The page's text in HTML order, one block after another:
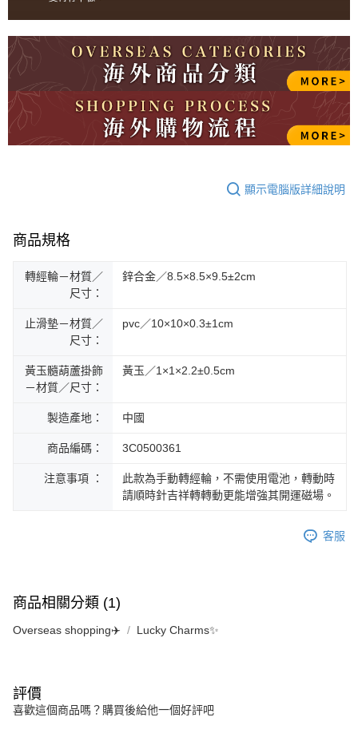
顯示電腦版詳細說明
商品規格
轉經輪－材質／
尺寸：
鋅合金／8.5×8.5×9.5±2cm
止滑墊－材質／
尺寸：
pvc／10×10×0.3±1cm
黃玉髓葫蘆掛飾
－材質／尺寸：
黃玉／1×1×2.2±0.5cm
製造產地： 中國
商品編碼： 3C0500361
注意事項 ：
此款為手動轉經輪，不需使用電池，轉動時
請順時針吉祥轉轉動更能增強其開運磁場。
客服
商品相關分類 (1)
Overseas shopping✈️ Lucky Charms✨
評價
喜歡這個商品嗎？購買後給他一個好評吧